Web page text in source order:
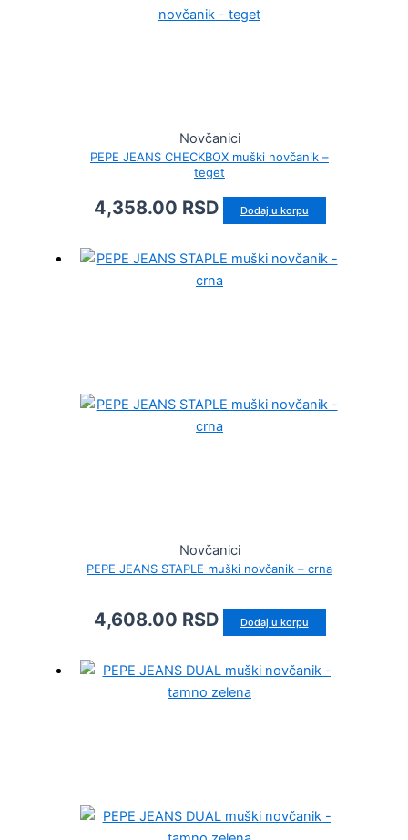
Novčanici
PEPE JEANS CHECKBOX muški novčanik –
teget
4,358.00 RSD Dodaj u korpu
Novčanici
PEPE JEANS STAPLE muški novčanik – crna
4,608.00 RSD Dodaj u korpu